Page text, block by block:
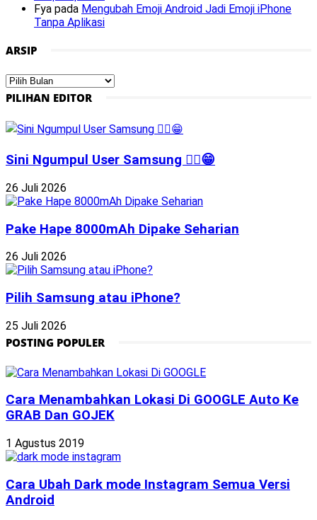
Fya pada Mengubah Emoji Android Jadi Emoji iPhone
Tanpa Aplikasi
ARSIP
Arsip
PILIHAN EDITOR
Sini Ngumpul User Samsung ☝🏻😁
26 Juli 2026
Pake Hape 8000mAh Dipake Seharian
26 Juli 2026
Pilih Samsung atau iPhone?
25 Juli 2026
POSTING POPULER
Cara Menambahkan Lokasi Di GOOGLE Auto Ke
GRAB Dan GOJEK
1 Agustus 2019
Cara Ubah Dark mode Instagram Semua Versi
Android